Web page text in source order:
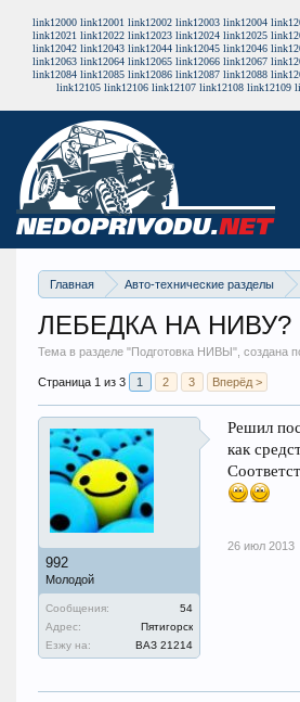
link12000 link12001 link12002 link12003 link12004
link12021 link12022 link12023 link12024 link12025
link12042 link12043 link12044 link12045 link12046
link12063 link12064 link12065 link12066 link12067
link12084 link12085 link12086 link12087 link12088
link12105 link12106 link12107 link12108 link12109
Главная Авто-технические разделы
ЛЕБЕДКА НА НИВУ?
Тема в разделе "Подготовка НИВЫ", создана
Страница 1 из 3 1 2 3 Вперёд >
992
Молодой
Сообщения:
54
Адрес:
Пятигорск
Езжу на:
ВАЗ 21214
Решил
как
26 июл 2013